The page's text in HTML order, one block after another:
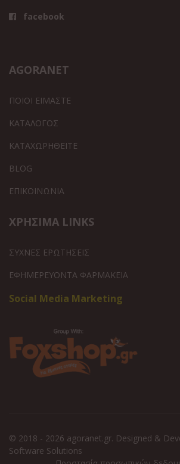
facebook
AGORANET
ΠΟΙΟΙ ΕΙΜΑΣΤΕ
ΚΑΤΑΛΟΓΟΣ
ΚΑΤΑΧΩΡΗΘΕΙΤΕ
BLOG
ΕΠΙΚΟΙΝΩΝΙΑ
ΧΡΗΣΙΜΑ LINKS
ΣΥΧΝΕΣ ΕΡΩΤΗΣΕΙΣ
ΕΦΗΜΕΡΕΥΟΝΤΑ ΦΑΡΜΑΚΕΙΑ
Social Media Marketing
© 2018 - 2026 agoranet.gr. Designed &
Software Solutions